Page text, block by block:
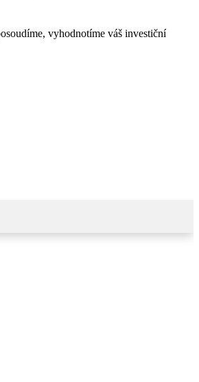
vyhodnotíme váš investiční